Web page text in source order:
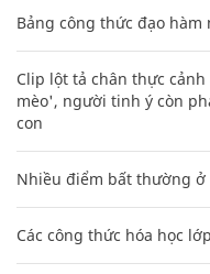
Bảng công thức đạo
Clip lột tả chân thực
mèo', người tinh ý còn
con
Nhiều điểm bất thường ở
Các công thức hóa học